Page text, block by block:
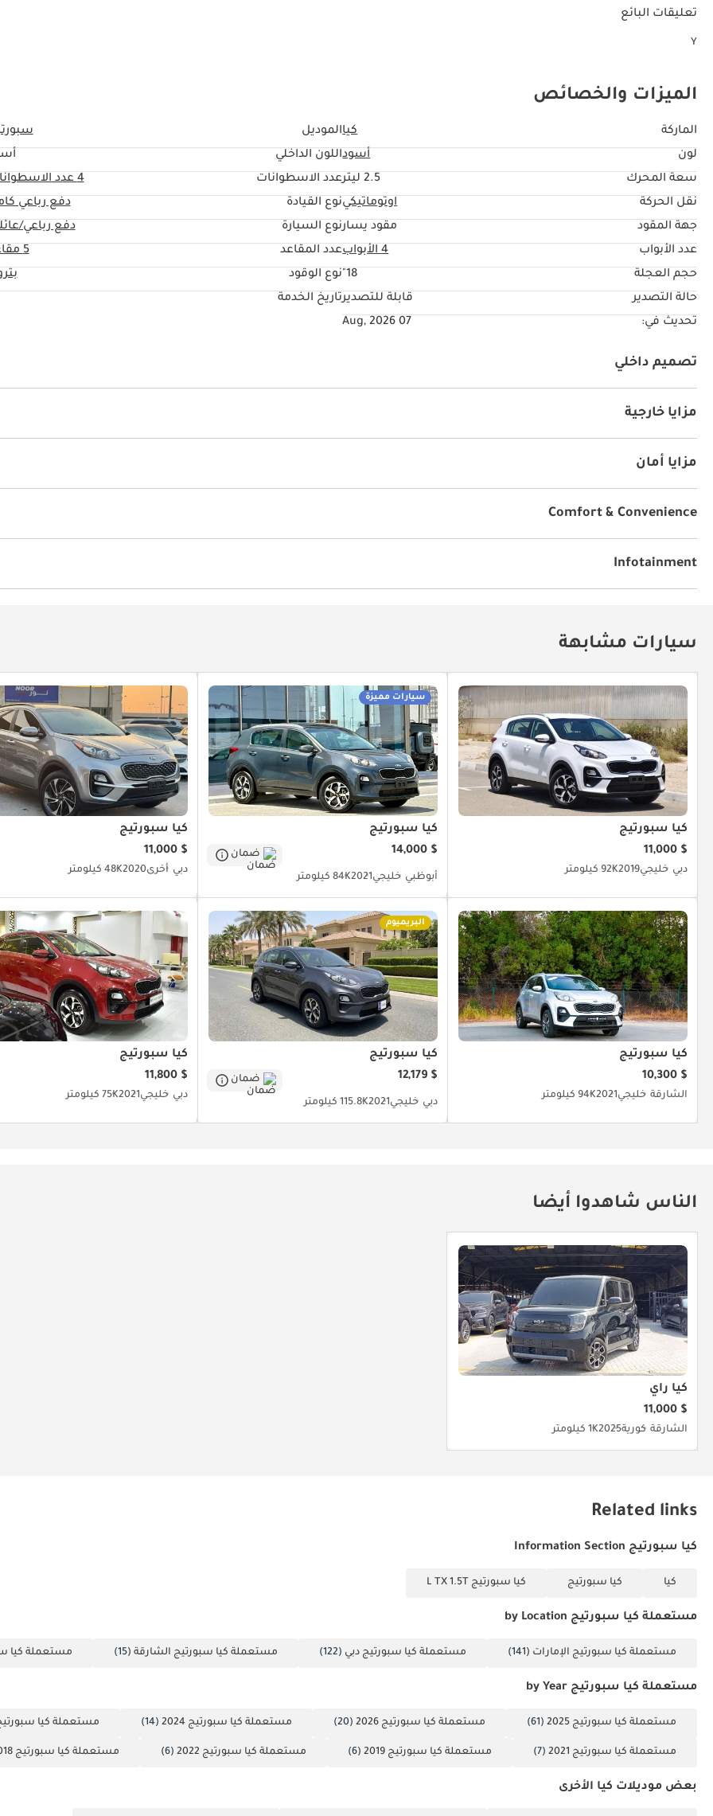
تعليقات البائع
Y
الميزات والخصائص
الماركة كياالموديل
لون
أسوداللون الداخلي
سعة المحرك
2.5 ليتر عدد الاسطوانات 4عدد
نقل الحركة
اوتوماتيكينوع القيادة
دفع رباعي
جهة المقود
مقود يسارنوع السيارة
دفع رباعي/
عدد الأبواب
4 الأبواب عدد المقاعد
5 مقاعد
حجم العجلة
18" نوع الوقود
حالة التصدير
قابلة للتصديرتاريخ الخدمة
تحديث في:
07 Aug, 2026
تصميم داخلي
مزايا خارجية
مزايا أمان
Comfort & Convenience
Infotainment
سيارات مشابهة
كيا سبورتيج
$ 11,000
دبي خليجي201992K كيلومتر
سيارات مميزة
كيا سبورتيج
$ 14,000
ضمان
أبوظبي خليجي202184K كيلومتر
كيا سبورتيج
$ 11,000
دبي أخرى202048K كيلومتر
كيا سبورتيج
$ 10,300
الشارقة خليجي202194K كيلومتر
البريميوم
كيا سبورتيج
$ 12,179
ضمان
دبي خليجي2021115.8K كيلومتر
كيا سبورتيج
$ 11,800
دبي خليجي202175K كيلومتر
الناس شاهدوا أيضا
كيا راي
$ 11,000
الشارقة كورية20251K كيلومتر
Related links
كيا سبورتيج Information Section
كيا كيا سبورتيج كيا سبورتيج L TX 1.5T
مستعملة كيا سبورتيج by Location
مستعملة كيا سبورتيج الإمارات (141) مستعملة كيا سبورتيج دبي (122) مستعملة كيا سبورتيج الشارقة (15) مستعملة كيا
مستعملة كيا سبورتيج by Year
مستعملة كيا سبورتيج 2025 (61) مستعملة كيا سبورتيج 2026 (20) مستعملة كيا سبورتيج 2024 (14) مستعملة كيا سبورتيج
مستعملة كيا سبورتيج 2021 (7) مستعملة كيا سبورتيج 2019 (6) مستعملة كيا سبورتيج 2022 (6) مستعملة كيا سبورتيج 2018
بعض موديلات كيا الأخرى